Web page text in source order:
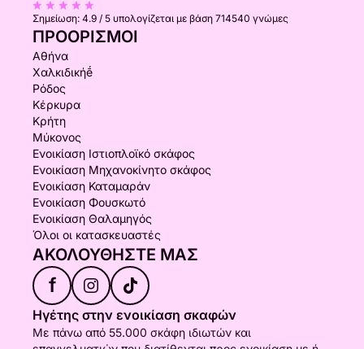
Σημείωση: 4.9 / 5 υπολογίζεται με βάση 714540 γνώμες
ΠΡΟΟΡΙΣΜΟΊ
Αθήνα
Χαλκιδικήḗ
Ρόδος
Κέρκυρα
Κρήτη
Μύκονος
Ενοικίαση Ιστιοπλοϊκό σκάφος
Ενοικίαση Μηχανοκίνητο σκάφος
Ενοικίαση Καταμαράν
Ενοικίαση Φουσκωτό
Ενοικίαση Θαλαμηγός
Όλοι οι κατασκευαστές
ΑΚΟΛΟΥΘΉΣΤΕ ΜΑΣ
f
Ηγέτης στην ενοικίαση σκαφών
Με πάνω από 55.000 σκάφη ιδιωτών και